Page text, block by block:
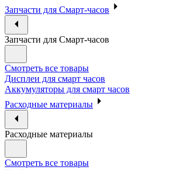
Запчасти для Смарт-часов
Запчасти для Смарт-часов
Смотреть все товары
Дисплеи для смарт часов
Аккумуляторы для смарт часов
Расходные материалы
Расходные материалы
Смотреть все товары